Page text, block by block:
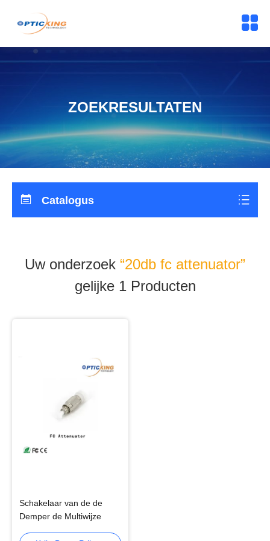
ZOEKRESULTATEN
Catalogus
Uw onderzoek “20db fc attenuator”
gelijke 1 Producten
Schakelaar van de de
Demper de Multiwijze